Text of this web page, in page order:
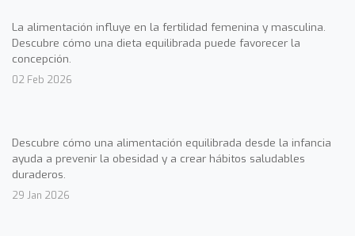
La alimentación influye en la fertilidad femenina y masculina.
Descubre cómo una dieta equilibrada puede favorecer la
concepción.
02 Feb 2026
Descubre cómo una alimentación equilibrada desde la infancia
ayuda a prevenir la obesidad y a crear hábitos saludables
duraderos.
29 Jan 2026